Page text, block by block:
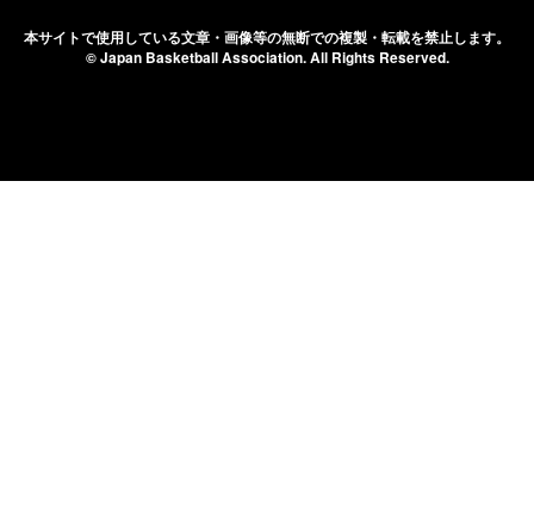
本サイトで使用している文章・画像等の無断での複製・転載を禁止します。
© Japan Basketball Association.All Rights Reserved.